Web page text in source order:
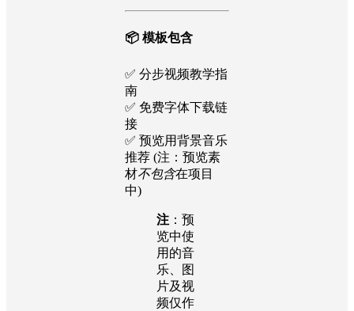
📦 模板包含
✅ 分步视频教学指
南
✅ 免费字体下载链
接
✅ 预览用背景音乐
推荐 (注：预览素
材不包含在项目
中)
注 ：预
览中使
用的音
乐、图
片及视
频仅作